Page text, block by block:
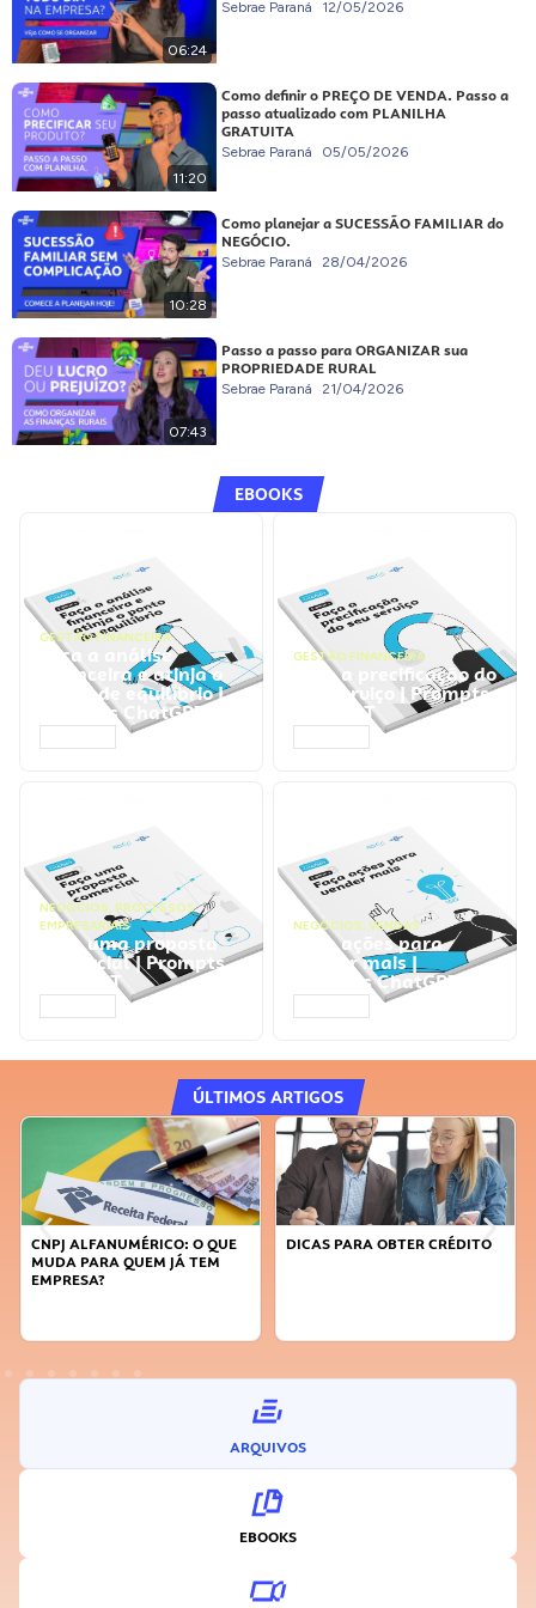
06:24
Sebrae Paraná 12/05/2026
11:20
Como definir o PREÇO DE VENDA. Passo a
passo atualizado com PLANILHA
GRATUITA
Sebrae Paraná 05/05/2026
10:28
Como planejar a SUCESSÃO FAMILIAR do
NEGÓCIO.
Sebrae Paraná 28/04/2026
07:43
Passo a passo para ORGANIZAR sua
PROPRIEDADE RURAL
Sebrae Paraná 21/04/2026
EBOOKS
GESTÃO FINANCEIRA
Faça a análise
financeira e atinja o
ponto de equilíbrio |
Prompts ChatGPT
GESTÃO FINANCEIRA
Faça a precificação do
seu serviço | Prompts
ChatGPT
NEGÓCIOS, PROCESSOS
EMPRESARIAIS
Faça uma proposta
comercial | Prompts
ChatGPT
NEGÓCIOS, VENDAS
Faça ações para
vender mais |
Prompts ChatGPT
ÚLTIMOS ARTIGOS
DICAS PARA OBTER CRÉDITO
FAÇA A DIFERENÇA: SEJA
ARQUIVOS
EBOOKS